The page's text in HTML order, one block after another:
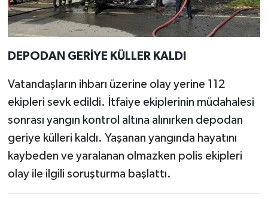
DEPODAN GERİYE KÜLLER KALDI
Vatandaşların ihbarı üzerine olay yerine 112
ekipleri sevk edildi. İtfaiye ekiplerinin müdahalesi
sonrası yangın kontrol altına alınırken depodan
geriye külleri kaldı. Yaşanan yangında hayatını
kaybeden ve yaralanan olmazken polis ekipleri
olay ile ilgili soruşturma başlattı.